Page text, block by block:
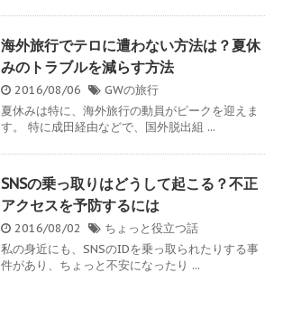
海外旅行でテロに遭わない方法は？夏休
みのトラブルを減らす方法
2016/08/06
GWの旅行
夏休みは特に、海外旅行の動員がピークを迎えま
す。 特に成田経由などで、国外脱出組 ...
SNSの乗っ取りはどうして起こる？不正
アクセスを予防するには
2016/08/02
ちょっと役立つ話
私の身近にも、SNSのIDを乗っ取られたりする事
件があり、ちょっと不安になったり ...